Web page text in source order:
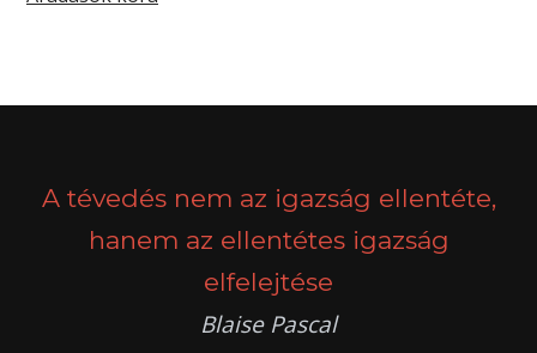
A tévedés nem az igazság ellentéte,
hanem az ellentétes igazság
elfelejtése
Blaise Pascal